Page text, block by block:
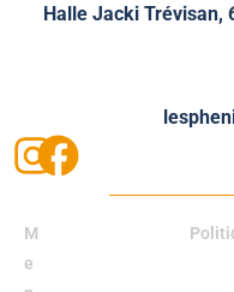
Halle Jacki Trévisan,
M
e